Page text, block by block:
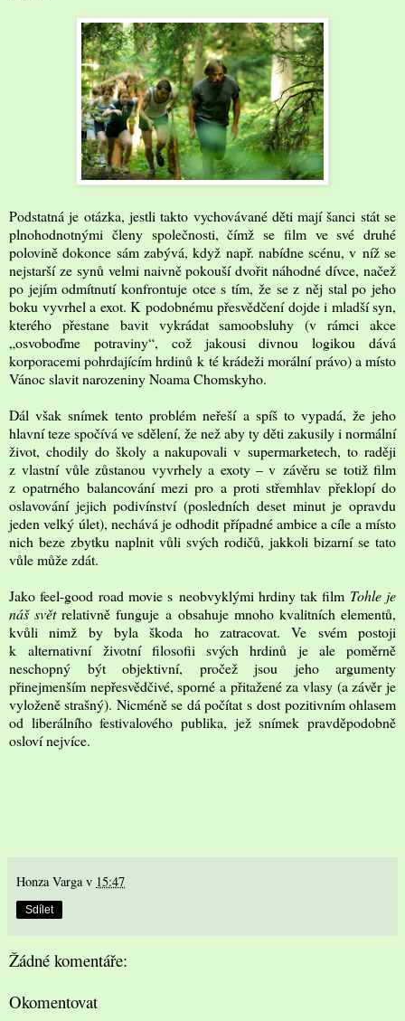
Podstatná je otázka, jestli takto vychovávané děti mají šanci stát se
plnohodnotnými členy společnosti, čímž se film ve své druhé
polovině dokonce sám zabývá, když např. nabídne scénu, v níž se
nejstarší ze synů velmi naivně pokouší dvořit náhodné dívce, načež
po jejím odmítnutí konfrontuje otce s tím, že se z něj stal po jeho
boku vyvrhel a exot. K podobnému přesvědčení dojde i mladší syn,
kterého přestane bavit vykrádat samoobsluhy (v rámci akce
„osvoboďme potraviny“, což jakousi divnou logikou dává
korporacemi pohrdajícím hrdinů k té krádeži morální právo) a místo
Vánoc slavit narozeniny Noama Chomskyho.
Dál však snímek tento problém neřeší a spíš to vypadá, že jeho
hlavní teze spočívá ve sdělení, že než aby ty děti zakusily i normální
život, chodily do školy a nakupovali v supermarketech, to raději
z vlastní vůle zůstanou vyvrhely a exoty – v závěru se totiž film
z opatrného balancování mezi pro a proti střemhlav překlopí do
oslavování jejich podivínství (posledních deset minut je opravdu
jeden velký úlet), nechává je odhodit případné ambice a cíle a místo
nich beze zbytku naplnit vůli svých rodičů, jakkoli bizarní se tato
vůle může zdát.
Jako feel-good road movie s neobvyklými hrdiny tak film Tohle je
náš světrelativně funguje a obsahuje mnoho kvalitních elementů,
kvůli nimž by byla škoda ho zatracovat. Ve svém postoji
k alternativní životní filosofii svých hrdinů je ale poměrně
neschopný být objektivní, pročež jsou jeho argumenty
přinejmenším nepřesvědčivé, sporné a přitažené za vlasy (a závěr je
vyloženě strašný). Nicméně se dá počítat s dost pozitivním ohlasem
od liberálního festivalového publika, jež snímek pravděpodobně
osloví nejvíce.
Honza Varga v 15:47
Sdílet
Žádné komentáře:
Okomentovat